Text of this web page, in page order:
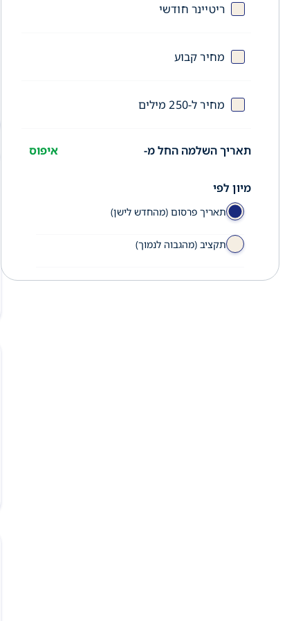
ריטיינר חודשי
מחיר קבוע
מחיר ל-250 מילים
תאריך השלמה החל מ- איפוס
מיון לפי
תאריך פרסום (מהחדש לישן)
תקציב (מהגבוה לנמוך)